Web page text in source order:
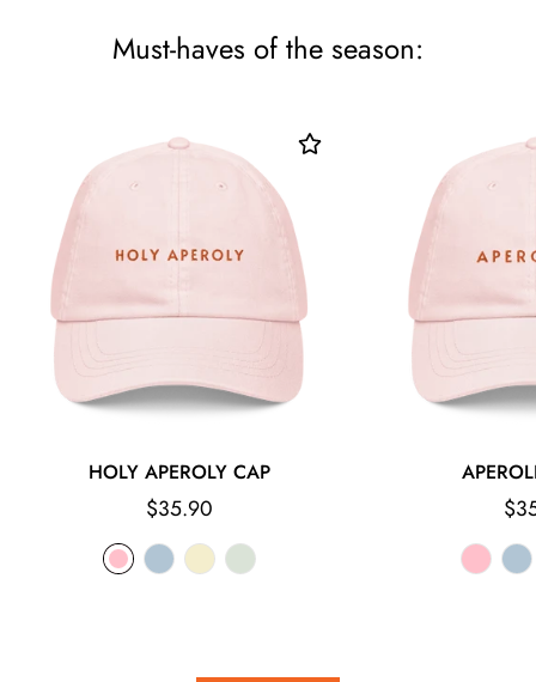
Handtuch wasserabsorbierender ist
Must-haves of the season:
HOLY APEROLY CAP
Regular
price
$35.90